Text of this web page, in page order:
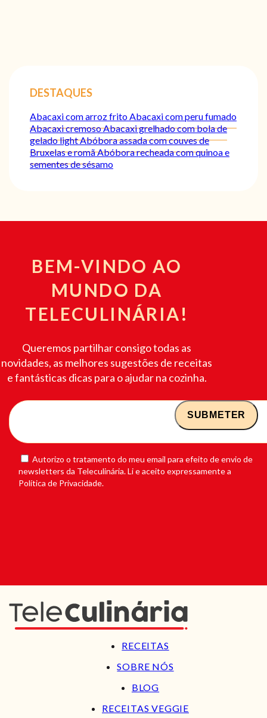
DESTAQUES
Abacaxi com arroz fritoAbacaxi com peru fumado
Abacaxi cremosoAbacaxi grelhado com bola de
gelado lightAbóbora assada com couves de
Bruxelas e romãAbóbora recheada com quinoa e
sementes de sésamo
BEM-VINDO AO
MUNDO DA
TELECULINÁRIA!
Queremos partilhar consigo todas as
novidades, as melhores sugestões de receitas
e fantásticas dicas para o ajudar na cozinha.
Autorizo o tratamento do meu email para efeito de envio de
newsletters da Teleculinária. Li e aceito expressamente a
Política de Privacidade.
RECEITAS
SOBRE NÓS
BLOG
RECEITAS VEGGIE